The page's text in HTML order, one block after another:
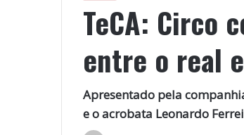
TeCA: Circo
entre o real
Apresentado pela
e o acrobata Leonardo